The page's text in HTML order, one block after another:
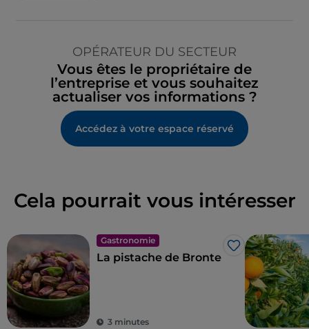
OPÉRATEUR DU SECTEUR
Vous êtes le propriétaire de
l’entreprise et vous souhaitez
actualiser vos informations ?
Accédez à votre espace réservé
Cela pourrait vous intéresser
Gastronomie
J’aime
La pistache de Bronte
3 minutes